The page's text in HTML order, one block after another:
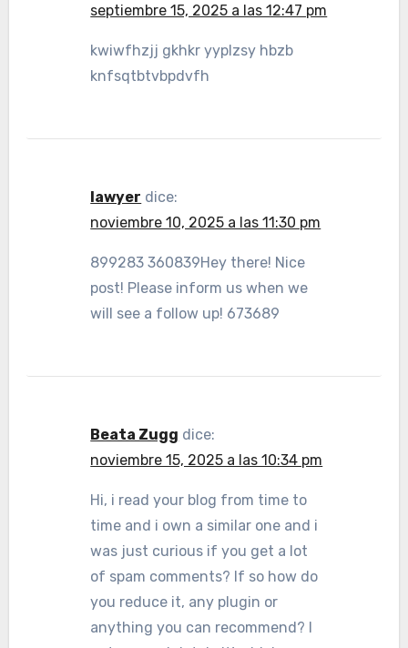
septiembre 15, 2025 a las 12:47 pm
kwiwfhzjj gkhkr yyplzsy hbzb
knfsqtbtvbpdvfh
lawyer dice:
noviembre 10, 2025 a las 11:30 pm
899283 360839Hey there! Nice
post! Please inform us when we
will see a follow up! 673689
Beata Zugg dice:
noviembre 15, 2025 a las 10:34 pm
Hi, i read your blog from time to
time and i own a similar one and i
was just curious if you get a lot
of spam comments? If so how do
you reduce it, any plugin or
anything you can recommend? I